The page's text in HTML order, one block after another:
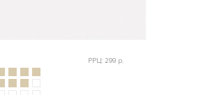
РРЦ: 299 р.